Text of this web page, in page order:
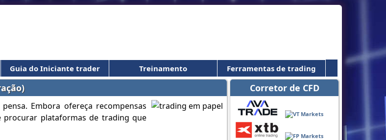
Guia do Iniciante trader Treinamento Ferramentas de trading
Corretor de CFD
Embora ofereça recompensas
procurar plataformas de trading que